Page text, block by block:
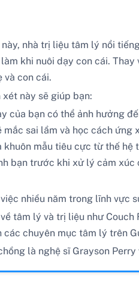
nhà trị liệu tâm lý nổi
khi nuôi dạy con cái.
và con cái.
xét này sẽ giúp bạn:
của bạn có thể ảnh hưởng
mắc sai lầm và học cách ứng
khuôn mẫu tiêu cực từ thế hệ
bạn trước khi xử lý cảm xúc
nhiều năm trong lĩnh vực
tâm lý và trị liệu như
chuyên mục tâm lý trên
là nghệ sĩ Grayson